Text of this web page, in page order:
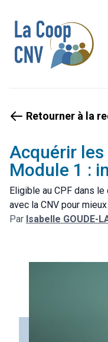
Retourner à la
Acquérir les
Module 1 :
Eligible au CPF dans
avec la CNV pour
Par Isabelle GOUDE-